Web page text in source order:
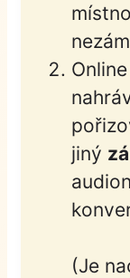
jiný
(Je